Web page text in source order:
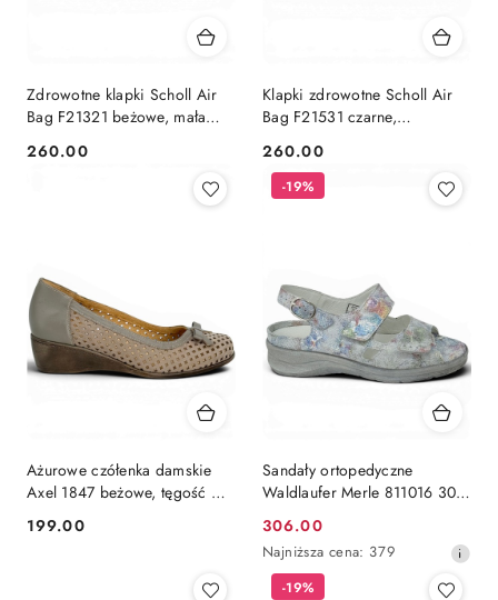
Zdrowotne klapki Scholl Air
Bag F21321 beżowe, mała
podeszwa
Cena:
260.00
Klapki zdrowotne Scholl Air
Bag F21531 czarne,
wąska podeszwa
Cena:
260.00
Ażurowe czółenka damskie
Axel 1847 beżowe, tęgość G
Cena:
199.00
Sandały ortopedyczne
Waldlaufer Merle 811016 306
Cena
promocyjna:
306.00
Najniższa
cena
Najniższa cena: 379
-19%
-19%